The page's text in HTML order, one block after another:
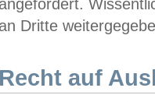
angefordert.
an Dritte
Recht auf